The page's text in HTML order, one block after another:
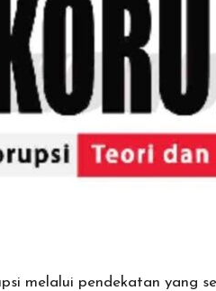
melalui pendekatan yang